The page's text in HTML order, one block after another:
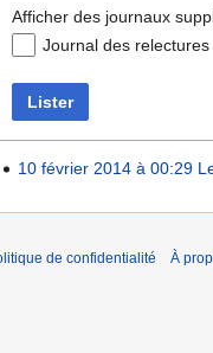
Afficher des journaux
Journal des relectures
Lister
10 février 2014 à 00:29
de confidentialité À